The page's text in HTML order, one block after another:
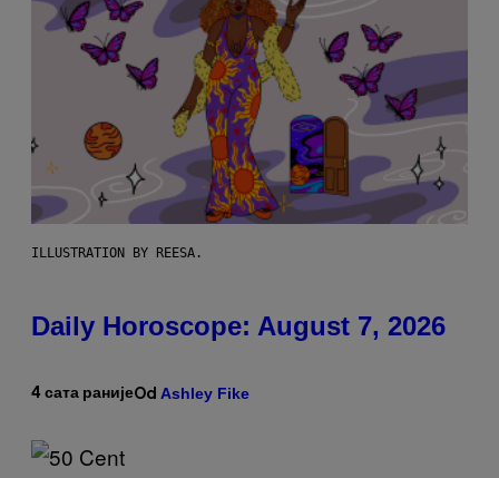
ILLUSTRATION BY REESA.
Daily Horoscope: August 7, 2026
4 сата ранијеOd Ashley Fike